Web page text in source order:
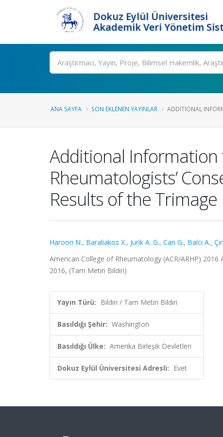
Dokuz Eylül Üniversitesi
Akademik Veri Yönetim
Ara
ANA SAYFA SON EKLENEN YAYINLAR ADDITIONAL
Additional Information
Rheumatologists’
Results of the Trimage
Haroon N., Baraliakos X., Jurik A. G., Can G., Balcı A.,
American College of Rheumatology (ACR/ARHP)
2016, (Tam Metin Bildiri)
Yayın Türü: Bildiri / Tam Metin Bildiri
Basıldığı Şehir: Washington
Basıldığı Ülke: Amerika Birleşik Devletleri
Dokuz Eylül Üniversitesi Adresli: Evet